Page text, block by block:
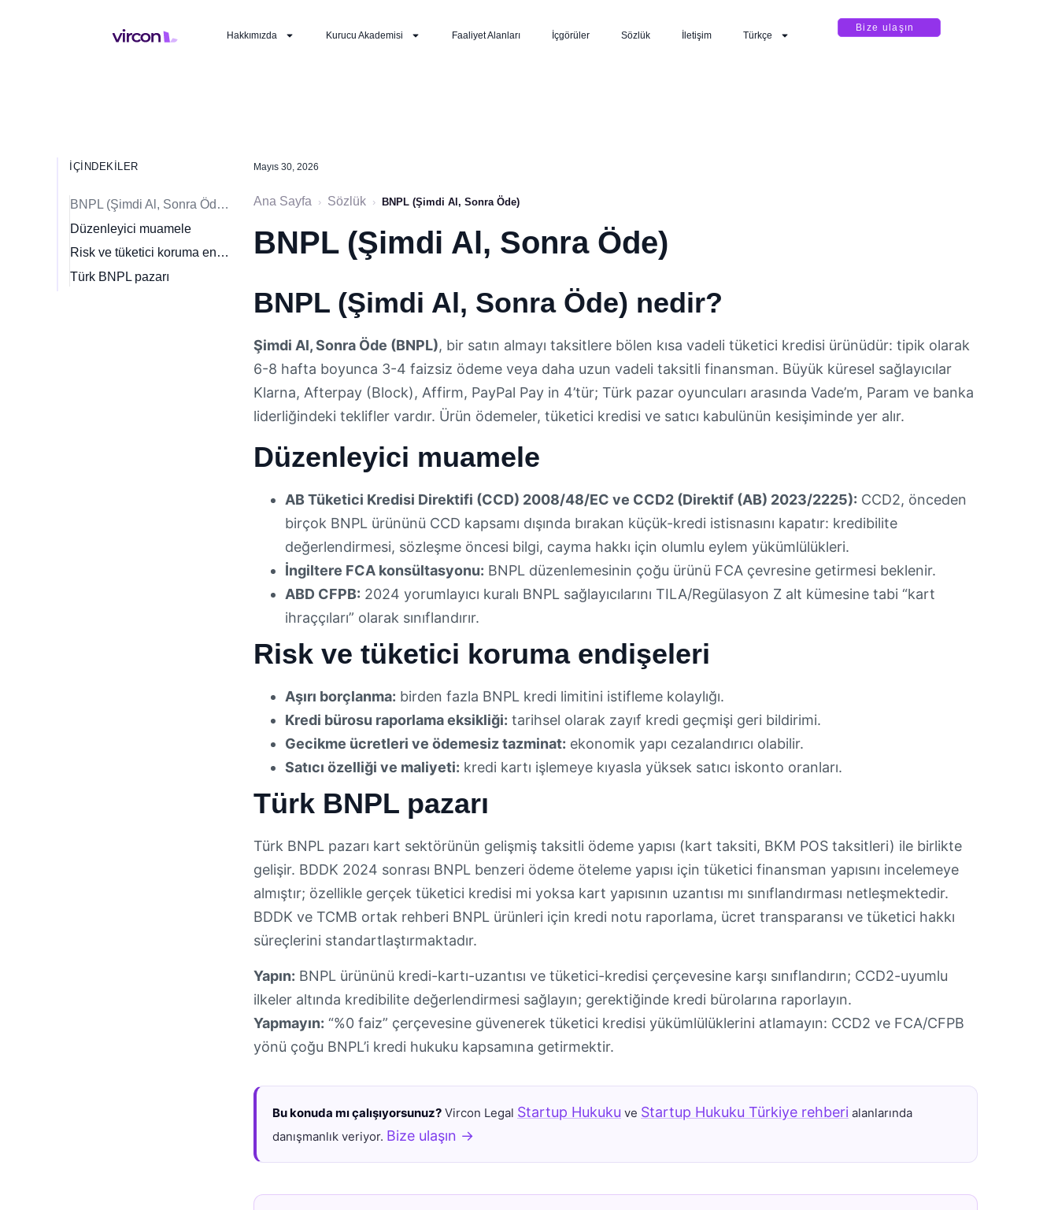
Hakkımızda Kurucu Akademisi Faaliyet Alanları İçgörüler Sözlük İletişim Türkçe
Bize ulaşın
İÇINDEKILER
BNPL (Şimdi Al, Sonra Öde) nedir?
Düzenleyici muamele
Risk ve tüketici koruma endişeleri
Türk BNPL pazarı
Mayıs 30, 2026
Ana Sayfa › Sözlük › BNPL (Şimdi Al, Sonra Öde)
BNPL (Şimdi Al, Sonra Öde)
BNPL (Şimdi Al, Sonra Öde) nedir?
Şimdi Al, Sonra Öde (BNPL), bir satın almayı taksitlere bölen kısa vadeli tüketici kredisi ürünüdür: tipik olarak
6-8 hafta boyunca 3-4 faizsiz ödeme veya daha uzun vadeli taksitli finansman. Büyük küresel sağlayıcılar
Klarna, Afterpay (Block), Affirm, PayPal Pay in 4’tür; Türk pazar oyuncuları arasında Vade’m, Param ve banka
liderliğindeki teklifler vardır. Ürün ödemeler, tüketici kredisi ve satıcı kabulünün kesişiminde yer alır.
Düzenleyici muamele
AB Tüketici Kredisi Direktifi (CCD) 2008/48/EC ve CCD2 (Direktif (AB) 2023/2225): CCD2, önceden
birçok BNPL ürününü CCD kapsamı dışında bırakan küçük-kredi istisnasını kapatır: kredibilite
değerlendirmesi, sözleşme öncesi bilgi, cayma hakkı için olumlu eylem yükümlülükleri.
İngiltere FCA konsültasyonu: BNPL düzenlemesinin çoğu ürünü FCA çevresine getirmesi beklenir.
ABD CFPB: 2024 yorumlayıcı kuralı BNPL sağlayıcılarını TILA/Regülasyon Z alt kümesine tabi “kart
ihraççıları” olarak sınıflandırır.
Risk ve tüketici koruma endişeleri
Aşırı borçlanma: birden fazla BNPL kredi limitini istifleme kolaylığı.
Kredi bürosu raporlama eksikliği: tarihsel olarak zayıf kredi geçmişi geri bildirimi.
Gecikme ücretleri ve ödemesiz tazminat: ekonomik yapı cezalandırıcı olabilir.
Satıcı özelliği ve maliyeti: kredi kartı işlemeye kıyasla yüksek satıcı iskonto oranları.
Türk BNPL pazarı
Türk BNPL pazarı kart sektörünün gelişmiş taksitli ödeme yapısı (kart taksiti, BKM POS taksitleri) ile birlikte
gelişir. BDDK 2024 sonrası BNPL benzeri ödeme öteleme yapısı için tüketici finansman yapısını incelemeye
almıştır; özellikle gerçek tüketici kredisi mi yoksa kart yapısının uzantısı mı sınıflandırması netleşmektedir.
BDDK ve TCMB ortak rehberi BNPL ürünleri için kredi notu raporlama, ücret transparansı ve tüketici hakkı
süreçlerini standartlaştırmaktadır.
Yapın: BNPL ürününü kredi-kartı-uzantısı ve tüketici-kredisi çerçevesine karşı sınıflandırın; CCD2-uyumlu
ilkeler altında kredibilite değerlendirmesi sağlayın; gerektiğinde kredi bürolarına raporlayın.
Yapmayın: “%0 faiz” çerçevesine güvenerek tüketici kredisi yükümlülüklerini atlamayın: CCD2 ve FCA/CFPB
yönü çoğu BNPL’i kredi hukuku kapsamına getirmektir.
Bu konuda mı çalışıyorsunuz? Vircon Legal Startup Hukuku ve Startup Hukuku Türkiye rehberi alanlarında
danışmanlık veriyor. Bize ulaşın →